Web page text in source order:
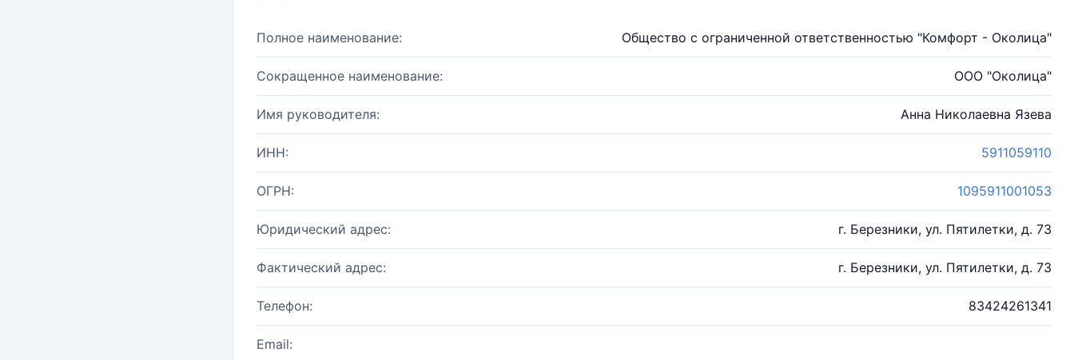
Полное наименование: Общество с ограниченной ответственностью "Комфорт - Околица"
Сокращенное наименование: ООО "Околица"
Имя руководителя: Анна Николаевна Язева
ИНН: 5911059110
ОГРН: 1095911001053
Юридический адрес: г. Березники, ул. Пятилетки, д. 73
Фактический адрес: г. Березники, ул. Пятилетки, д. 73
Телефон: 83424261341
Email: